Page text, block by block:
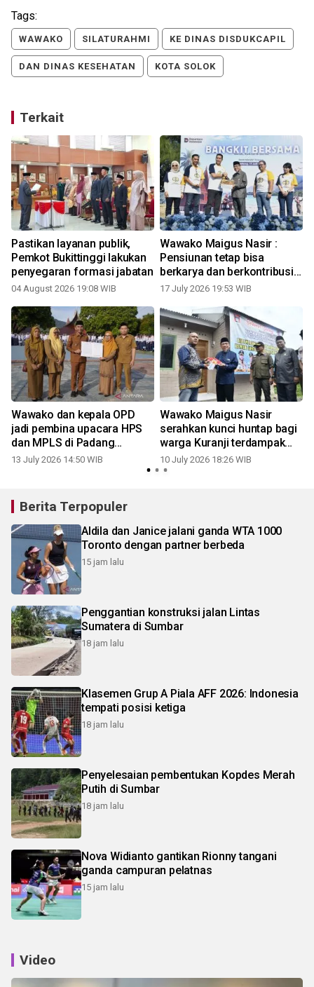
Tags:
WAWAKO SILATURAHMI KE DINAS DISDUKCAPIL
DAN DINAS KESEHATAN KOTA SOLOK
Terkait
Pastikan layanan publik,
Pemkot Bukittinggi lakukan
penyegaran formasi jabatan
04 August 2026 19:08 WIB
Wawako Maigus Nasir :
Pensiunan tetap bisa
berkarya dan berkontribusi
bagi masyarakat
17 July 2026 19:53 WIB
Wawako dan kepala OPD
jadi pembina upacara HPS
dan MPLS di Padang
Panjang
13 July 2026 14:50 WIB
Wawako Maigus Nasir
serahkan kunci huntap bagi
warga Kuranji terdampak
bencana
10 July 2026 18:26 WIB
Berita Terpopuler
Aldila dan Janice jalani ganda WTA 1000
Toronto dengan partner berbeda
15 jam lalu
Penggantian konstruksi jalan Lintas
Sumatera di Sumbar
18 jam lalu
Klasemen Grup A Piala AFF 2026: Indonesia
tempati posisi ketiga
18 jam lalu
Penyelesaian pembentukan Kopdes Merah
Putih di Sumbar
18 jam lalu
Nova Widianto gantikan Rionny tangani
ganda campuran pelatnas
15 jam lalu
Video